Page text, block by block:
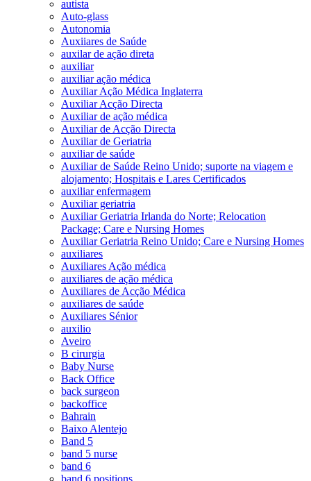
autista
Auto-glass
Autonomia
Auxiiares de Saúde
auxilar de ação direta
auxiliar
auxiliar ação médica
Auxiliar Ação Médica Inglaterra
Auxiliar Acção Directa
Auxiliar de ação médica
Auxiliar de Acção Directa
Auxiliar de Geriatria
auxiliar de saúde
Auxiliar de Saúde Reino Unido; suporte na viagem e
alojamento; Hospitais e Lares Certificados
auxiliar enfermagem
Auxiliar geriatria
Auxiliar Geriatria Irlanda do Norte; Relocation
Package; Care e Nursing Homes
Auxiliar Geriatria Reino Unido; Care e Nursing Homes
auxiliares
Auxiliares Ação médica
auxiliares de ação médica
Auxiliares de Acção Médica
auxiliares de saúde
Auxiliares Sénior
auxilio
Aveiro
B cirurgia
Baby Nurse
Back Office
back surgeon
backoffice
Bahrain
Baixo Alentejo
Band 5
band 5 nurse
band 6
band 6 positions